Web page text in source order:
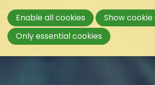
Enable all cookies
Show
Only essential cookies